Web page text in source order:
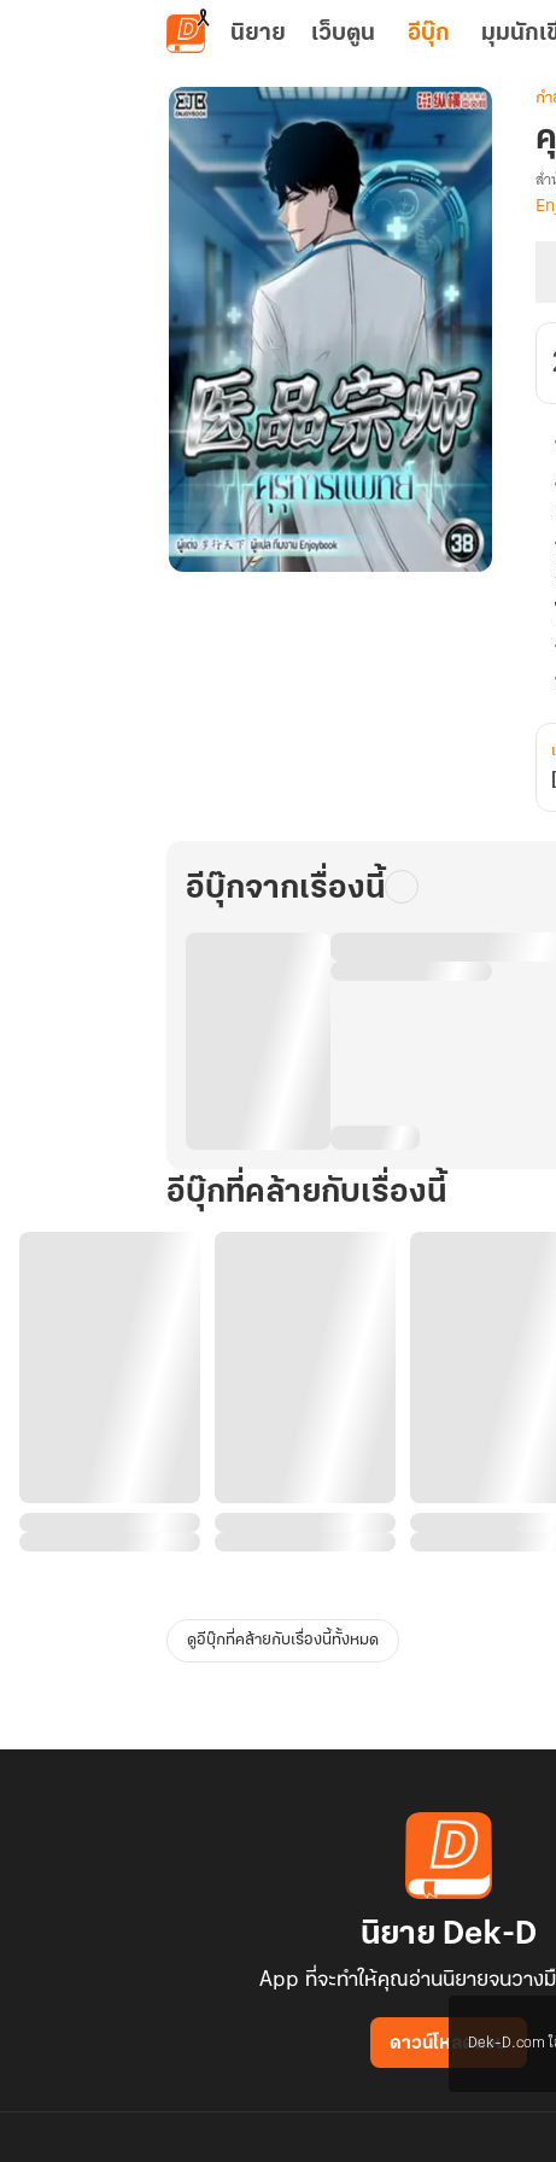
ข้ามไปยังเนื้อหาหลัก
นิยาย เว็บตูน อีบุ๊ก มุมนักเ
ก
เรื่
ส
อีบุ๊กจากเรื่องนี้
อีบุ๊กที่คล้ายกับเรื่องนี้
ดูอีบุ๊กที่คล้ายกับเรื่องนี้ทั้งหมด
นิยาย Dek-D
App ที่จะทำให้คุณอ่านนิยายจนวาง
ดาวน์โหลดแอป
Dek-D.com